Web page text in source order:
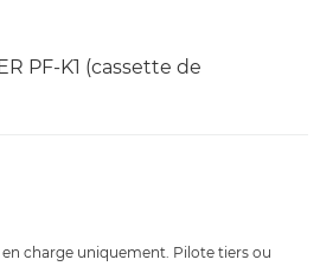
PF-K1 (cassette de
charge uniquement. Pilote tiers ou